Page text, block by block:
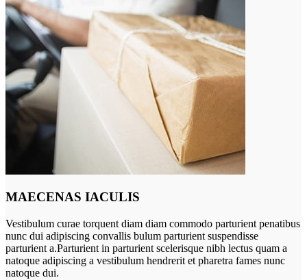
MAECENAS IACULIS
Vestibulum curae torquent diam diam commodo parturient penatibus
nunc dui adipiscing convallis bulum parturient suspendisse
parturient a.Parturient in parturient scelerisque nibh lectus quam a
natoque adipiscing a vestibulum hendrerit et pharetra fames nunc
natoque dui.